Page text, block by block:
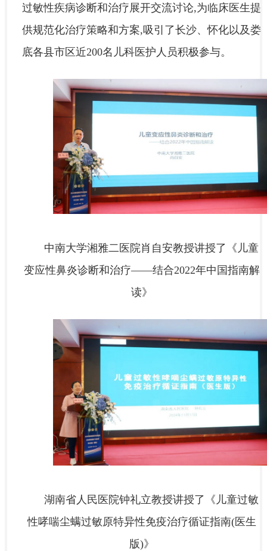
过敏性疾病诊断和治疗展开交流讨论,为临床医生提
供规范化治疗策略和方案,吸引了长沙、怀化以及娄
底各县市区近200名儿科医护人员积极参与。
中南大学湘雅二医院肖自安教授讲授了《儿童
变应性鼻炎诊断和治疗——结合2022年中国指南解
读》
湖南省人民医院钟礼立教授讲授了《儿童过敏
性哮喘尘螨过敏原特异性免疫治疗循证指南(医生
版)》